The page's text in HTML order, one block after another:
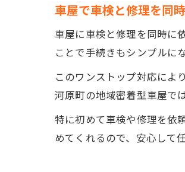
車屋で車検と修理を同
車屋に車検と修理を同時に
ことで手続きもシンプルに
このワンストップ対応によ
河原町の地域密着型車屋で
特に初めて車検や修理を依
めてくれるので、安心して